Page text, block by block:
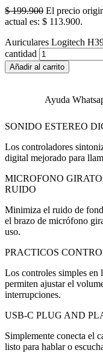
$199.900 El precio
actual es: $ 113.900.
Auriculares Logitech
cantidad
Añadir al carrito
Ayuda
SONIDO ESTEREO
Los controladores
digital mejorado para
MICROFONO
RUIDO
Minimiza el ruido de
el brazo de micrófono
uso.
PRACTICOS
Los controles simples en
permiten ajustar el
interrupciones.
USB-C PLUG AND
Simplemente conecta el
listo para hablar o